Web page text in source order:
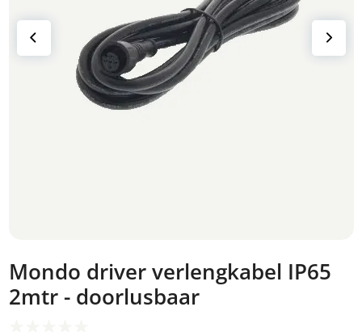
Mondo driver verlengkabel IP65
2mtr - doorlusbaar